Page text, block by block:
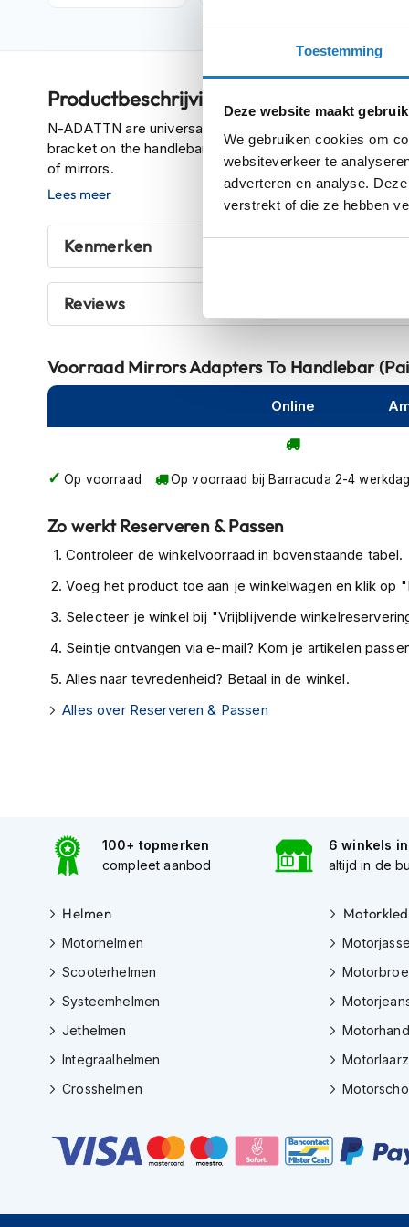
Toestemming
Deze website maakt
We gebruiken cookies om
websiteverkeer te
adverteren en analyse.
verstrekt of die ze hebben
Fietshelmen
accessoires
Vizieren
Pinlocks
Tear-
Crossbrillen
Oordoppen
Onderhoud
helm
Helm
houder
kapstok
Motorjassen
motorjassen
Dames
motorjassen
Waterdichte
motorjassen
Leren
motorjassen
Heren
motorbroeken
Dames
motorbroeken
Waterdichte
motorbroeken
motorbroeken
Productbeschrijving
N-ADATTN are universal mirrors adapters, they are
bracket on the handlebar. They are compatible with all
of mirrors.
Lees meer
Kenmerken
Reviews
Voorraad Mirrors Adapters To Handlebar
Online
Op voorraad Op voorraad bij Barracuda 2-4
Zo werkt Reserveren & Passen
Controleer de winkelvoorraad in bovenstaande tabel.
Voeg het product toe aan je winkelwagen en klik op
Selecteer je winkel bij "Vrijblijvende
Seintje ontvangen via e-mail? Kom je artikelen
Alles naar tevredenheid? Betaal in de winkel.
Alles over Reserveren & Passen
100+ topmerken
compleet aanbod
6 winkels in
altijd in de
Helmen
Motorhelmen
Scooterhelmen
Systeemhelmen
Jethelmen
Integraalhelmen
Crosshelmen